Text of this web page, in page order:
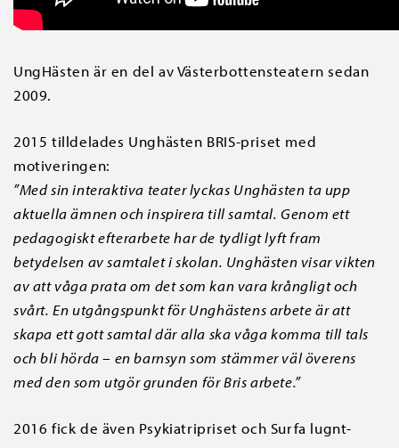
UngHästen är en del av Västerbottensteatern sedan
2009.
2015 tilldelades Unghästen BRIS-priset med
motiveringen:
”Med sin interaktiva teater lyckas Unghästen ta upp
aktuella ämnen och inspirera till samtal. Genom ett
pedagogiskt efterarbete har de tydligt lyft fram
betydelsen av samtalet i skolan. Unghästen visar vikten
av att våga prata om det som kan vara krångligt och
svårt. En utgångspunkt för Unghästens arbete är att
skapa ett gott samtal där alla ska våga komma till tals
och bli hörda – en barnsyn som stämmer väl överens
med den som utgör grunden för Bris arbete.”
2016 fick de även Psykiatripriset och Surfa lugnt-